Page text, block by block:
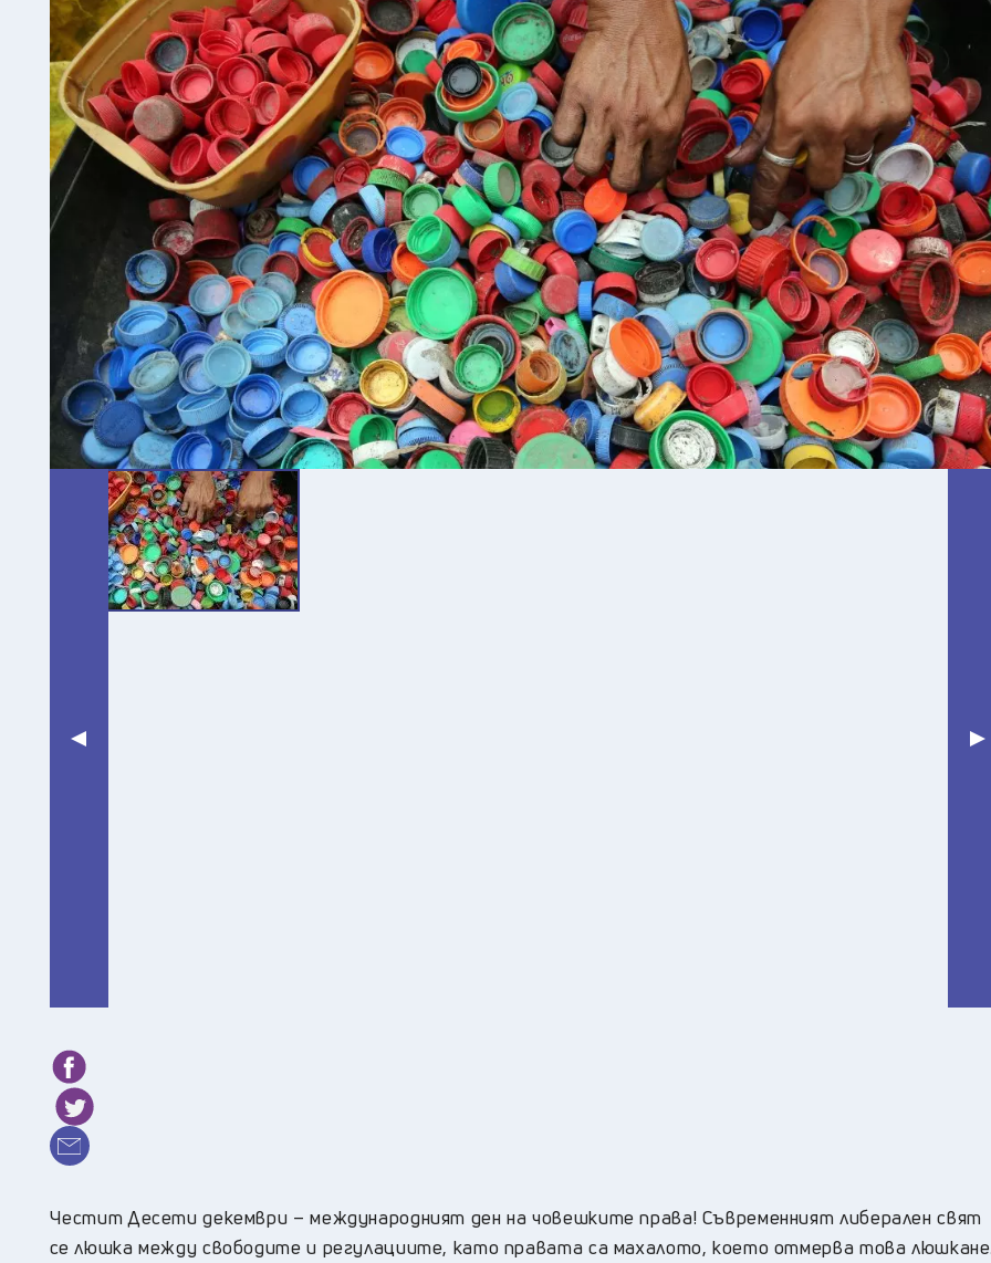
Перник, 26°C
Плевен, 28°C
Пловдив , 27°C
Разград , 25°C
Русе, 28°C
Силистра, 26°C
Сливен, 23°C
Смолян, 20°C
София, 28°C
Стара Загора, 25°C
Търговище, 24°C
Хасково, 28 °C
Шумен, 23°C
Ямбол, 24°C
Честит Десети декември – международният ден на човешките права! Съвременният либерален свят
се люшка между свободите и регулациите, като правата са махалото, което отмерва това